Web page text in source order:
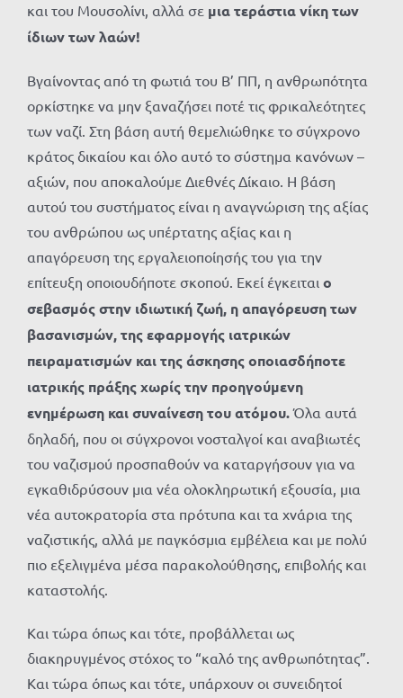
και του Μουσολίνι, αλλά σε μια τεράστια νίκη των
ίδιων των λαών!
Βγαίνοντας από τη φωτιά του Β’ ΠΠ, η ανθρωπότητα
ορκίστηκε να μην ξαναζήσει ποτέ τις φρικαλεότητες
των ναζί. Στη βάση αυτή θεμελιώθηκε το σύγχρονο
κράτος δικαίου και όλο αυτό το σύστημα κανόνων –
αξιών, που αποκαλούμε Διεθνές Δίκαιο. Η βάση
αυτού του συστήματος είναι η αναγνώριση της αξίας
του ανθρώπου ως υπέρτατης αξίας και η
απαγόρευση της εργαλειοποίησής του για την
επίτευξη οποιουδήποτε σκοπού. Εκεί έγκειται ο
σεβασμός στην ιδιωτική ζωή, η απαγόρευση των
βασανισμών, της εφαρμογής ιατρικών
πειραματισμών και της άσκησης οποιασδήποτε
ιατρικής πράξης χωρίς την προηγούμενη
ενημέρωση και συναίνεση του ατόμου.Όλα αυτά
δηλαδή, που οι σύγχρονοι νοσταλγοί και αναβιωτές
του ναζισμού προσπαθούν να καταργήσουν για να
εγκαθιδρύσουν μια νέα ολοκληρωτική εξουσία, μια
νέα αυτοκρατορία στα πρότυπα και τα χνάρια της
ναζιστικής, αλλά με παγκόσμια εμβέλεια και με πολύ
πιο εξελιγμένα μέσα παρακολούθησης, επιβολής και
καταστολής.
Και τώρα όπως και τότε, προβάλλεται ως
διακηρυγμένος στόχος το “καλό της ανθρωπότητας”.
Και τώρα όπως και τότε, υπάρχουν οι συνειδητοί